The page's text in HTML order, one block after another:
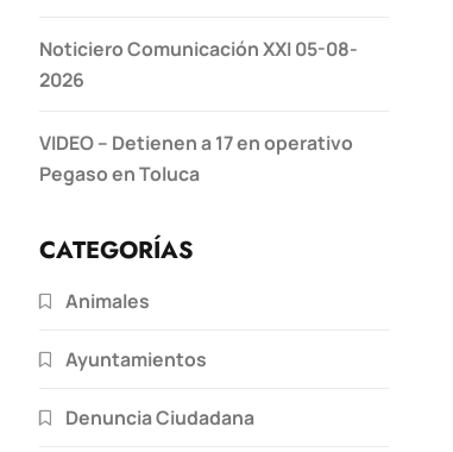
Noticiero Comunicación XXI 05-08-
2026
VIDEO – Detienen a 17 en operativo
Pegaso en Toluca
CATEGORÍAS
Animales
Ayuntamientos
Denuncia Ciudadana